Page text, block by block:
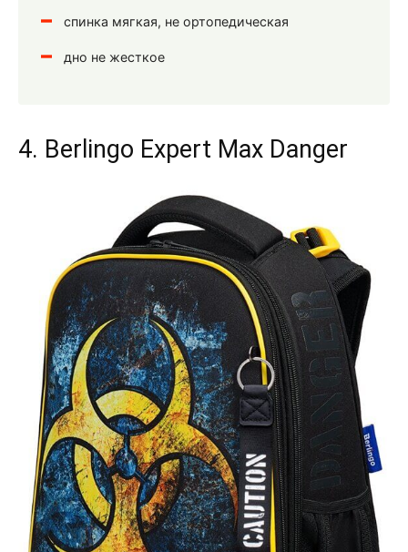
спинка мягкая, не ортопедическая
дно не жесткое
4. Berlingo Expert Max Danger